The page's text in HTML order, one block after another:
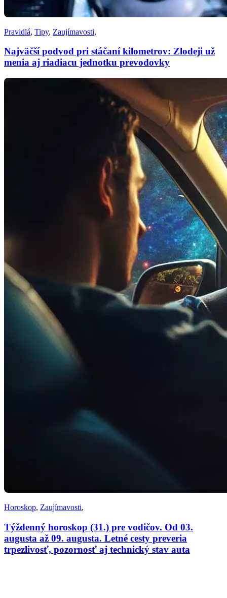
Pravidlá, Tipy, Zaujímavosti,
Najväčší podvod pri stáčaní kilometrov: Zlodeji už
menia aj riadiacu jednotku prevodovky
Horoskop, Zaujímavosti,
Týždenný horoskop (31.) pre vodičov. Od 03.
augusta až 09. augusta. Letné cesty preveria
trpezlivosť, pozornosť aj technický stav auta